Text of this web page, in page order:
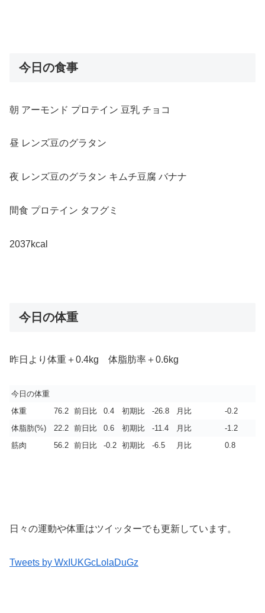
今日の食事
朝 アーモンド プロテイン 豆乳 チョコ
昼 レンズ豆のグラタン
夜 レンズ豆のグラタン キムチ豆腐 バナナ
間食 プロテイン タフグミ
2037kcal
今日の体重
昨日より体重＋0.4kg 体脂肪率＋0.6kg
今日の体重
体重
76.2 前日比 0.4 初期比 -26.8 月比
-0.2
体脂肪(%)
22.2 前日比 0.6 初期比 -11.4 月比
-1.2
筋肉
56.2 前日比 -0.2 初期比 -6.5 月比 0.8
日々の運動や体重はツイッターでも更新しています。
Tweets by WxIUKGcLolaDuGz